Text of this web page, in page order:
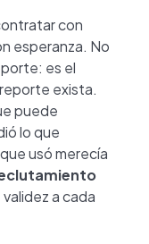
con
esperanza. No
es el
exista.
puede
lo que
usó merecía
a cada